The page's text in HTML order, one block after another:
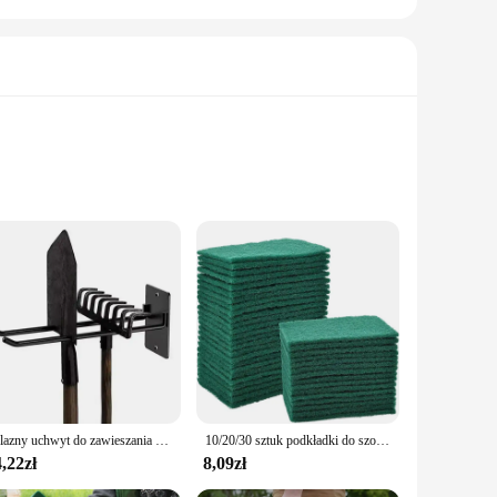
steel frame ensures a sturdy structure that can handle
only adds to the aesthetic appeal but also ensures
your tools, or even using it as a makeshift trolley for
reach. Its compact design, with dimensions of
Żelazny uchwyt do zawieszania ogrodu Hak do montażu na ścianie w garażu Wytrzymały wspornik do przechowywania Łopata Grabie Miotła Części wspierające 10/20/30 sztuk podkładki do szorowania gospodarstwa domowego usuwanie oleju w kuchni podkładki do garnków do mycia naczyń bez zarysowań uniwersalne czyszczenie wielokrotnego użytku Dishrag
8,09zł